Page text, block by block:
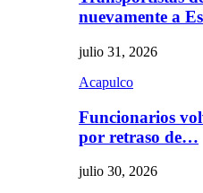
nuevamente a
julio 31, 2026
Acapulco
Funcionarios
por retraso de…
julio 30, 2026